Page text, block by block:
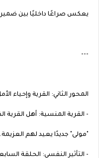
يعكس صراعًا داخليًا بين
---
المحور الثاني: القرية وإحياء
- القرية المنسية: أهل القرية
"مولى" جديدًا يعيد لهم العزيمة.
- التأثير النفسي: الحلقة